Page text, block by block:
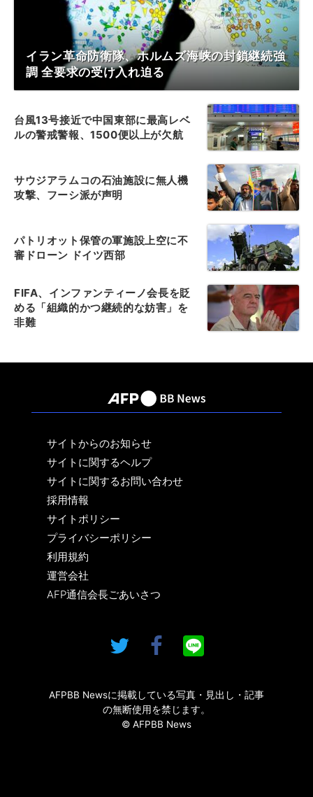
イラン革命防衛隊、ホルムズ海峡の封鎖継続強
調 全要求の受け入れ迫る
台風13号接近で中国東部に最高レベ
ルの警戒警報、1500便以上が欠航
サウジアラムコの石油施設に無人機
攻撃、フーシ派が声明
パトリオット保管の軍施設上空に不
審ドローン ドイツ西部
FIFA、インファンティーノ会長を貶
める「組織的かつ継続的な妨害」を
非難
サイトからのお知らせ
サイトに関するヘルプ
サイトに関するお問い合わせ
採用情報
サイトポリシー
プライバシーポリシー
利用規約
運営会社
AFP通信会長ごあいさつ
AFPBB Newsに掲載している写真・見出し・記事
の無断使用を禁じます。
© AFPBB News